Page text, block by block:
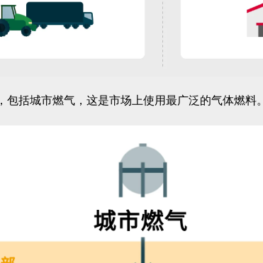
括城市燃气，这是市场上使用最广泛的气体燃料。